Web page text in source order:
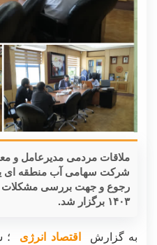
ملاقات مردمی مدیرعامل و
شرکت سهامی آب منطقه ای
۱۴۰۳ برگزار شد.
به گزارشاقتصاد انرژی ؛